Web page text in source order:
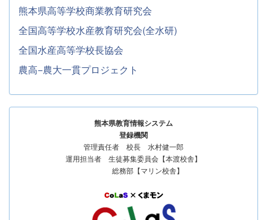
熊本県高等学校商業教育研究会
全国高等学校水産教育研究会(全水研)
全国水産高等学校長協会
農高−農大一貫プロジェクト
熊本県教育情報システム
登録機関
管理責任者 校長 水村健一郎
運用担当者 生徒募集委員会【本渡校舎】
総務部【マリン校舎】